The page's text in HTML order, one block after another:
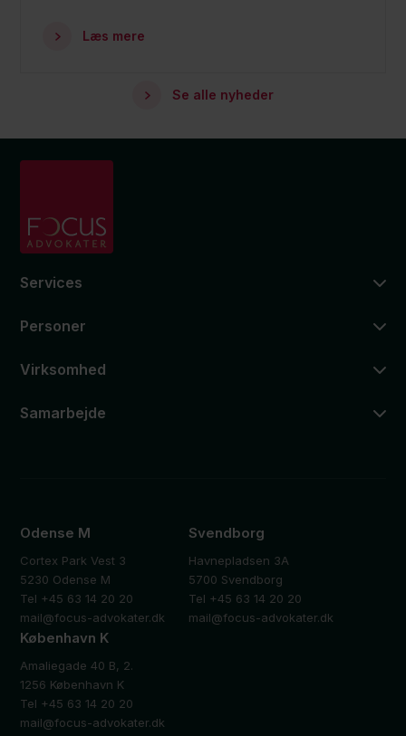
Læs mere
Se alle nyheder
Services
Personer
Virksomhed
Samarbejde
Odense M
Cortex Park Vest 3
5230 Odense M
Tel +45 63 14 20 20
mail@focus-advokater.dk
Svendborg
Havnepladsen 3A
5700 Svendborg
Tel +45 63 14 20 20
mail@focus-advokater.dk
København K
Amaliegade 40 B, 2.
1256 København K
Tel +45 63 14 20 20
mail@focus-advokater.dk